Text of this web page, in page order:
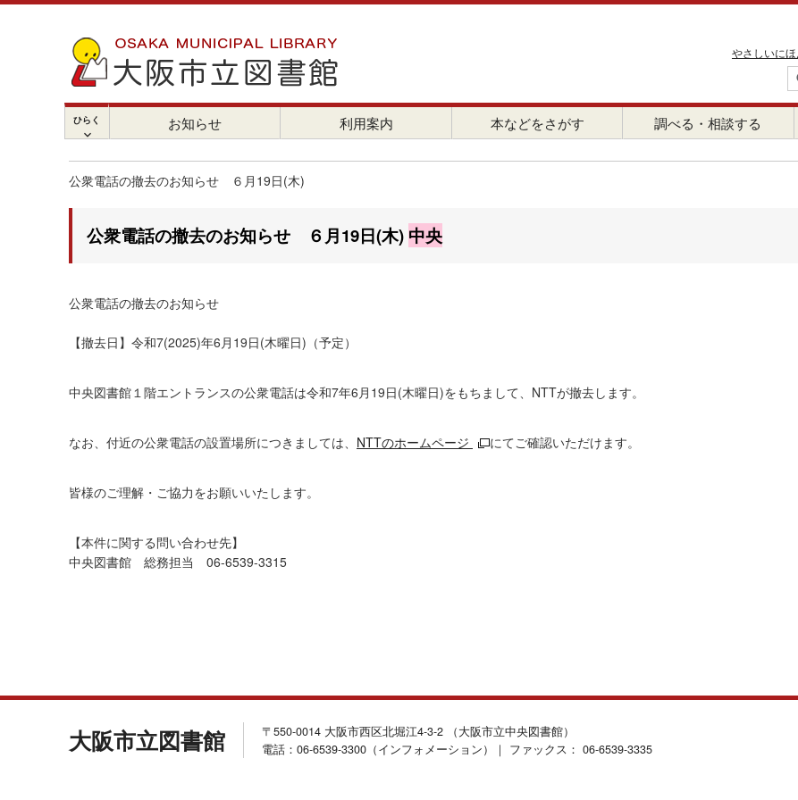
やさしいに
ひらく
chevron_right
お知らせ 利用案内 本などをさがす 調べる・相談する
公衆電話の撤去のお知らせ ６月19日(木)
公衆電話の撤去のお知らせ ６月19日(木) 中央
公衆電話の撤去のお知らせ
【撤去日】令和7(2025)年6月19日(木曜日)（予定）
中央図書館１階エントランスの公衆電話は令和7年6月19日(木曜日)をもちまして、NTTが撤去します。
なお、付近の公衆電話の設置場所につきましては、 NTTのホームページ にてご確認いただけます。
皆様のご理解・ご協力をお願いいたします。
【本件に関する問い合わせ先】
中央図書館 総務担当 06-6539-3315
大阪市立図書館
〒550-0014 大阪市西区北堀江4-3-2 （大阪市立中央図書館）
電話：06-6539-3300（インフォメーション）｜ ファックス： 06-6539-3335